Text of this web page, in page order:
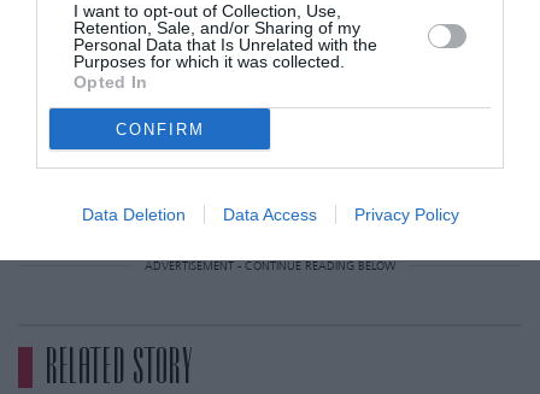
I want to opt-out of Collection, Use,
Retention, Sale, and/or Sharing of my
Personal Data that Is Unrelated with the
Purposes for which it was collected.
Opted In
CONFIRM
Data Deletion Data Access Privacy Policy
Παρότι οι Βρετανίδες υποδέχθηκαν με
ανακούφιση την είδηση, υπάρχουν αρκετές
αντιδράσεις διότι η έκτακτη αυτή νομοθετική
ρύθμιση δεν ισχύει για τη Βόρεια Ιρλανδία,
παρότι η άμβλωση αποποινικοποιήθηκε εκεί τον
Οκτώβριο του 2019.
ADVERTISEMENT - CONTINUE READING BELOW
RELATED STORY